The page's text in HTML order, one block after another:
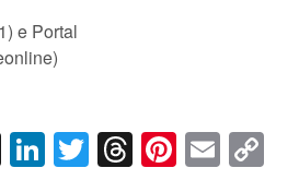
e Portal
X LinkedIn
Twitter
Threads